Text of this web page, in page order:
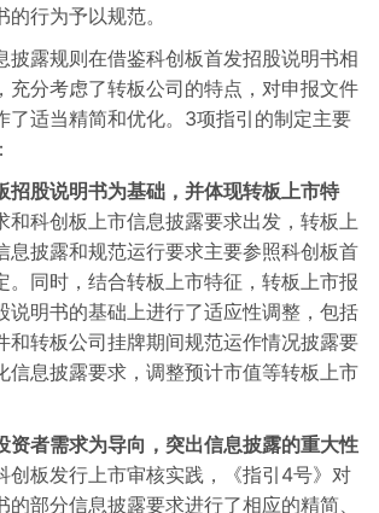
行为予以规范。
露规则在借鉴科创板首发招股说明书相
充分考虑了转板公司的特点，对申报文件
了适当精简和优化。3项指引的制定主要
招股说明书为基础，并体现转板上市特
和科创板上市信息披露要求出发，转板上
息披露和规范运行要求主要参照科创板首
。同时，结合转板上市特征，转板上市报
说明书的基础上进行了适应性调整，包括
和转板公司挂牌期间规范运作情况披露要
信息披露要求，调整预计市值等转板上市
者需求为导向，突出信息披露的重大性
创板发行上市审核实践，《指引4号》对
部分信息披露要求进行了相应的精简、